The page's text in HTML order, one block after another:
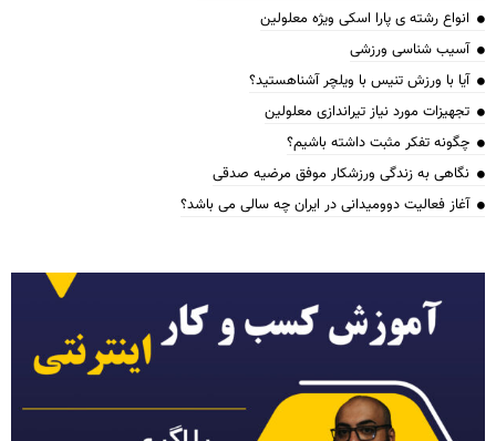
انواع رشته ی پارا اسکی ویژه معلولین
آسیب شناسی ورزشی
آیا با ورزش تنیس با ویلچر آشناهستید؟
تجهیزات مورد نیاز تیراندازی معلولین
چگونه تفکر مثبت داشته باشیم؟
نگاهی به زندگی ورزشکار موفق مرضیه صدقی
آغاز فعالیت دوومیدانی در ایران چه سالی می باشد؟